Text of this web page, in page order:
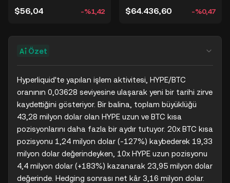
$56,04 -%1,42 $64.436,60 -%0,47
Özet
Hyperliquid'te yapılan işlem aktivitesi, HYPE/BTC
oranının 0,03628 seviyesine ulaşarak yeni bir tarihi zirve
kaydettiğini gösteriyor. Bir balina, toplam büyüklüğü
43,28 milyon dolar olan HYPE uzun ve BTC kısa
pozisyonlarını daha fazla bir aydır tutuyor. 20x BTC kısa
pozisyonu 1,24 milyon dolar (-127%) kaybederek 19,33
milyon dolar değerindeyken, 10x HYPE uzun pozisyonu
4,4 milyon dolar (+183%) kazanarak 23,95 milyon dolar
değerinde. Hedging sonrası net kâr 3,16 milyon dolar.